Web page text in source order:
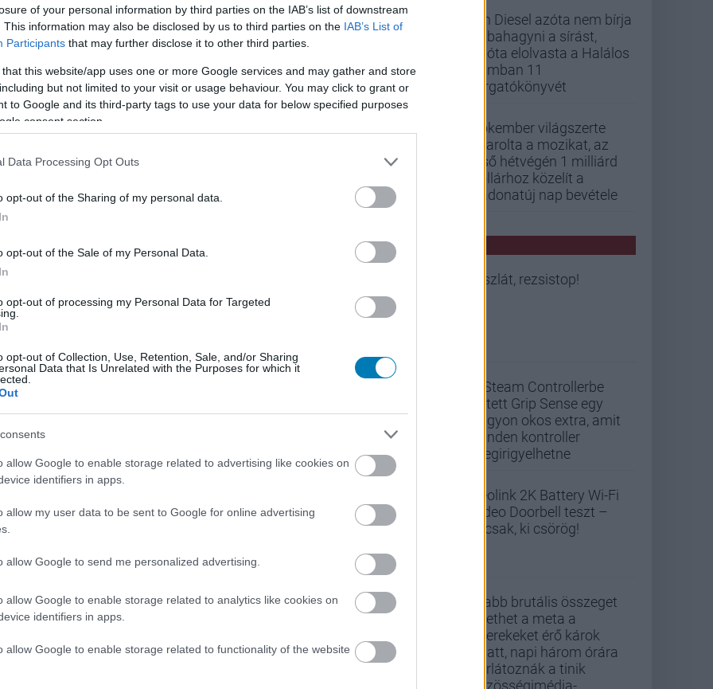
of your personal information by third parties on the IAB’s list of downstream
This information may also be disclosed by us to third parties on the IAB’s List of
Participants that may further disclose it to other third parties.
that this website/app uses one or more Google services and may gather and store
but not limited to your visit or usage behaviour. You may click to grant or
to Google and its third-party tags to use your data for below specified purposes
consent section.
Data Processing Opt Outs
opt-out of the Sharing of my personal data.
opt-out of the Sale of my Personal Data.
opt-out of processing my Personal Data for Targeted
opt-out of Collection, Use, Retention, Sale, and/or Sharing
Data that Is Unrelated with the Purposes for which it
allow Google to enable storage related to advertising like cookies on
identifiers in apps.
allow my user data to be sent to Google for online advertising
allow Google to send me personalized advertising.
allow Google to enable storage related to analytics like cookies on
identifiers in apps.
allow Google to enable storage related to functionality of the website
a világon, de ahhoz kétségtelenül ért, hogy
használt youtuber praktikák egy jelentős részét ő
azt, ami Jimmy szerint működött. Az alkotó
hogy főcsatornája tegnap átlépte az 500 millió
felfelé araszolását, ami egy ponton persze
róla, hogy hátráltassák a folyamatot, de
a rekorderedménynek. Az 500 millió követőjével
csatorna.
a mesterévé válni. Szerintem ez túl kevés, kell
óránál, ami YouTube videók alkotását illeti.
tudjátok csinálni. Hálás vagyok minden egyes
elvileg (magyar idő szerint) ma este 6-kor kell
ez, a rekorder szerint még nem láttuk a legjobb
született meg. Szerintem van még bennem úgy
benne vagyok a YouTube-ban, nem is érthetitek.
nem fog lelassulni egyhamar."
srácban valami komolyabb is az eddigieknél. Ezek
így van-e.
Vin Diesel azóta nem bírja
abbahagyni a sírást,
mióta elolvasta a Halálos
iramban 11
forgatókönyvét
Pókember világszerte
letarolta a mozikat, az
első hétvégén 1 milliárd
dollárhoz közelít a
Vadonatúj nap bevétele
PCW HÍREK
Viszlát, rezsistop!
A Steam Controllerbe
rejtett Grip Sense egy
nagyon okos extra, amit
minden kontroller
megirigyelhetne
Reolink 2K Battery Wi-Fi
Video Doorbell teszt –
Nicsak, ki csörög!
Újabb brutális összeget
fizethet a meta a
gyerekeket érő károk
miatt, napi három órára
korlátoznák a tinik
közösségimédia-